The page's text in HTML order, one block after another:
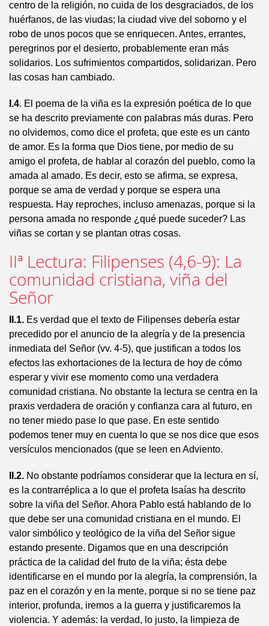
centro de la religión, no cuida de los desgraciados, de los
huérfanos, de las viudas; la ciudad vive del soborno y el
robo de unos pocos que se enriquecen. Antes, errantes,
peregrinos por el desierto, probablemente eran más
solidarios. Los sufrimientos compartidos, solidarizan. Pero
las cosas han cambiado.
I.4. El poema de la viña es la expresión poética de lo que
se ha descrito previamente con palabras más duras. Pero
no olvidemos, como dice el profeta, que este es un canto
de amor. Es la forma que Dios tiene, por medio de su
amigo el profeta, de hablar al corazón del pueblo, como la
amada al amado. Es decir, esto se afirma, se expresa,
porque se ama de verdad y porque se espera una
respuesta. Hay reproches, incluso amenazas, porque si la
persona amada no responde ¿qué puede suceder? Las
viñas se cortan y se plantan otras cosas.
IIª Lectura: Filipenses (4,6-9): La
comunidad cristiana, viña del
Señor
II.1. Es verdad que el texto de Filipenses debería estar
precedido por el anuncio de la alegría y de la presencia
inmediata del Señor (vv. 4-5), que justifican a todos los
efectos las exhortaciones de la lectura de hoy de cómo
esperar y vivir ese momento como una verdadera
comunidad cristiana. No obstante la lectura se centra en la
praxis verdadera de oración y confianza cara al futuro, en
no tener miedo pase lo que pase. En este sentido
podemos tener muy en cuenta lo que se nos dice que esos
versículos mencionados (que se leen en Adviento.
II.2. No obstante podríamos considerar que la lectura en sí,
es la contrarréplica a lo que el profeta Isaías ha descrito
sobre la viña del Señor. Ahora Pablo está hablando de lo
que debe ser una comunidad cristiana en el mundo. El
valor simbólico y teológico de la viña del Señor sigue
estando presente. Digamos que en una descripción
práctica de la calidad del fruto de la viña; ésta debe
identificarse en el mundo por la alegría, la comprensión, la
paz en el corazón y en la mente, porque si no se tiene paz
interior, profunda, iremos a la guerra y justificaremos la
violencia. Y además: la verdad, lo justo, la limpieza de